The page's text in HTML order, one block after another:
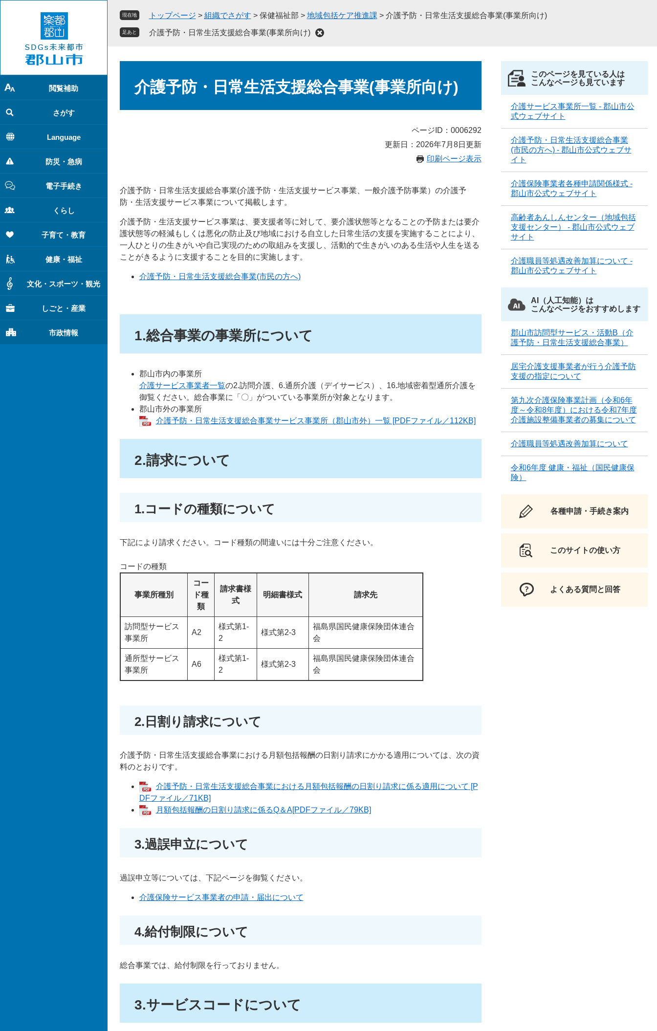
で
す
。
ば
し
て
本
文
へ
閲覧補助
さがす
Language
防災・急病
電子手続き
くらし
子育て・教育
健康・福祉
文化・スポーツ・観光
しごと・産業
市政情報
現在地 トップページ > 組織でさがす > 保健福祉部 > 地域包括ケア推進課 > 介護予防・日常生活支援総合事業(事業所向け)
足あと 介護予防・日常生活支援総合事業(事業所向け)
介護予防・日常生活支援総合事業(事業所向け)
ページID：0006292
更新日：2026年7月8日更新
印刷ページ表示
介護予防・日常生活支援総合事業(介護予防・生活支援サービス事業、一般介護予防事業）の介護予
防・生活支援サービス事業について掲載します。
介護予防・生活支援サービス事業は、要支援者等に対して、要介護状態等となることの予防または要介
護状態等の軽減もしくは悪化の防止及び地域における自立した日常生活の支援を実施することにより、
一人ひとりの生きがいや自己実現のための取組みを支援し、活動的で生きがいのある生活や人生を送る
ことがきるように支援することを目的に実施します。
介護予防・日常生活支援総合事業(市民の方へ)
1.総合事業の事業所について
郡山市内の事業所
介護サービス事業者一覧の2.訪問介護、6.通所介護（デイサービス）、16.地域密着型通所介護を
御覧ください。総合事業に「〇」がついている事業所が対象となります。
郡山市外の事業所
介護予防・日常生活支援総合事業サービス事業所（郡山市外）一覧 [PDFファイル／112KB]
2.請求について
1.コードの種類について
下記により請求ください。コード種類の間違いには十分ご注意ください。
コードの種類
事業所種別
コー
ド種
類
請求書様
式
明細書様式 請求先
訪問型サービス
事業所
A2
様式第1-
2
様式第2-3
福島県国民健康保険団体連合
会
通所型サービス
事業所
A6
様式第1-
2
様式第2-3
福島県国民健康保険団体連合
会
2.日割り請求について
介護予防・日常生活支援総合事業における月額包括報酬の日割り請求にかかる適用については、次の資
料のとおりです。
介護予防・日常生活支援総合事業における月額包括報酬の日割り請求に係る適用について [P
DFファイル／71KB]
月額包括報酬の日割り請求に係るQ＆A[PDFファイル／79KB]
3.過誤申立について
過誤申立等については、下記ページを御覧ください。
介護保険サービス事業者の申請・届出について
4.給付制限について
総合事業では、給付制限を行っておりません。
3.サービスコードについて
このページを見ている人は
こんなページも見ています
介護サービス事業所一覧 - 郡山市公
式ウェブサイト
介護予防・日常生活支援総合事業
(市民の方へ) - 郡山市公式ウェブサ
イト
介護保険事業者各種申請関係様式 -
郡山市公式ウェブサイト
高齢者あんしんセンター（地域包括
支援センター） - 郡山市公式ウェブ
サイト
介護職員等処遇改善加算について -
郡山市公式ウェブサイト
AI（人工知能）は
こんなページをおすすめします
郡山市訪問型サービス・活動B（介
護予防・日常生活支援総合事業）
居宅介護支援事業者が行う介護予防
支援の指定について
第九次介護保険事業計画（令和6年
度～令和8年度）における令和7年度
介護施設整備事業者の募集について
介護職員等処遇改善加算について
令和6年度 健康・福祉（国民健康保
険）
各種申請・手続き案内
このサイトの使い方
よくある質問と回答